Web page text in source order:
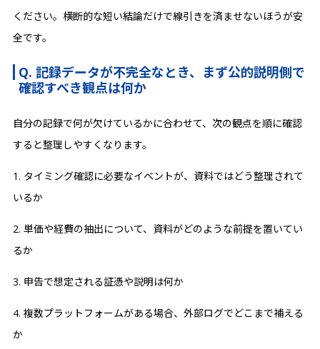
ください。横断的な短い結論だけで線引きを済ませないほうが安
全です。
Q. 記録データが不完全なとき、まず公的説明側で
確認すべき観点は何か
自分の記録で何が欠けているかに合わせて、次の観点を順に確認
すると整理しやすくなります。
1. タイミング確認に必要なイベントが、資料ではどう整理されて
いるか
2. 単価や経費の抽出について、資料がどのような前提を置いてい
るか
3. 申告で想定される証憑や説明は何か
4. 複数プラットフォームがある場合、外部ログでどこまで補える
か